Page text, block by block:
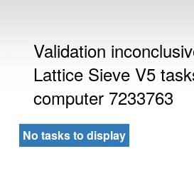
Validation
Lattice Sieve V5
computer 7233763
No tasks to display